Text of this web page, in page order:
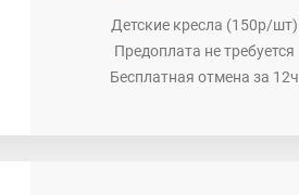
Детские кресла (150р/шт)
Предоплата не требуется
Бесплатная отмена за 12ч